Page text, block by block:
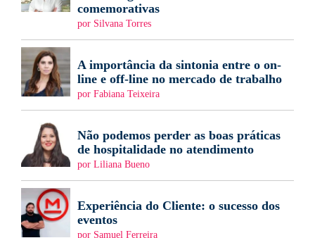
comemorativas
por Silvana Torres
A importância da sintonia entre o on-
line e off-line no mercado de trabalho
por Fabiana Teixeira
Não podemos perder as boas práticas
de hospitalidade no atendimento
por Liliana Bueno
Experiência do Cliente: o sucesso dos
eventos
por Samuel Ferreira